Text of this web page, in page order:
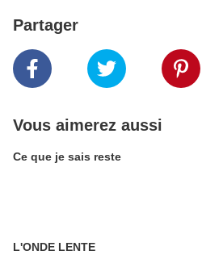
Partager
Vous aimerez aussi
Ce que je sais reste
L'ONDE LENTE